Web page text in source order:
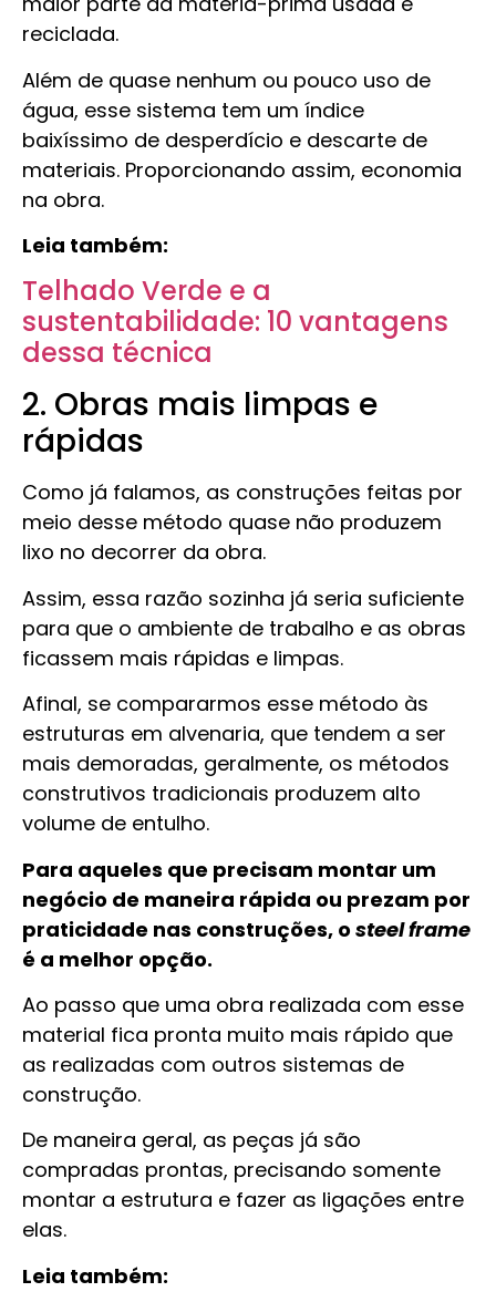
reciclada.
Além de quase nenhum ou pouco uso de
água, esse sistema tem um índice
baixíssimo de desperdício e descarte de
materiais. Proporcionando assim, economia
na obra.
Leia também:
Telhado Verde e a
sustentabilidade: 10 vantagens
dessa técnica
2. Obras mais limpas e
rápidas
Como já falamos, as construções feitas por
meio desse método quase não produzem
lixo no decorrer da obra.
Assim, essa razão sozinha já seria suficiente
para que o ambiente de trabalho e as obras
ficassem mais rápidas e limpas.
Afinal, se compararmos esse método às
estruturas em alvenaria, que tendem a ser
mais demoradas, geralmente, os métodos
construtivos tradicionais produzem alto
volume de entulho.
Para aqueles que precisam montar um
negócio de maneira rápida ou prezam por
praticidade nas construções, o steel frame
é a melhor opção.
Ao passo que uma obra realizada com esse
material fica pronta muito mais rápido que
as realizadas com outros sistemas de
construção.
De maneira geral, as peças já são
compradas prontas, precisando somente
montar a estrutura e fazer as ligações entre
elas.
Leia também: